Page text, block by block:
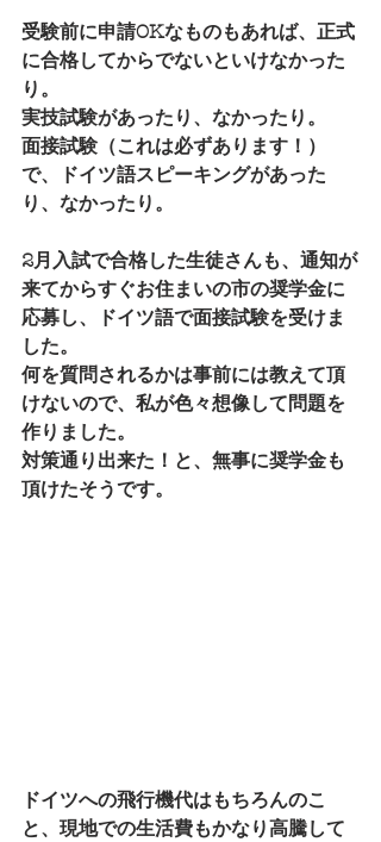
受験前に申請OKなものもあれば、正式
に合格してからでないといけなかった
り。
実技試験があったり、なかったり。
面接試験（これは必ずあります！）
で、ドイツ語スピーキングがあった
り、なかったり。
2月入試で合格した生徒さんも、通知が
来てからすぐお住まいの市の奨学金に
応募し、ドイツ語で面接試験を受けま
した。
何を質問されるかは事前には教えて頂
けないので、私が色々想像して問題を
作りました。
対策通り出来た！と、無事に奨学金も
頂けたそうです。
ドイツへの飛行機代はもちろんのこ
と、現地での生活費もかなり高騰して